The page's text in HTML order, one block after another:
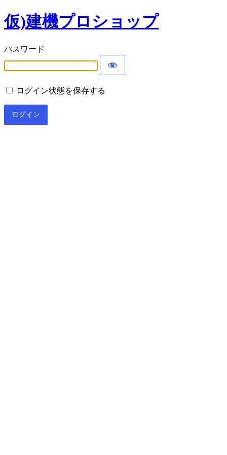
仮)建機プロショップ
パスワード
ログイン状態を保存する